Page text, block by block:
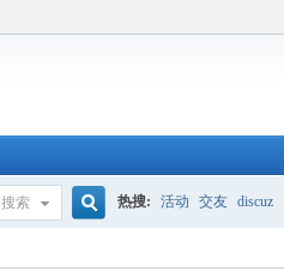
搜索 热搜: 活动 交友 discuz